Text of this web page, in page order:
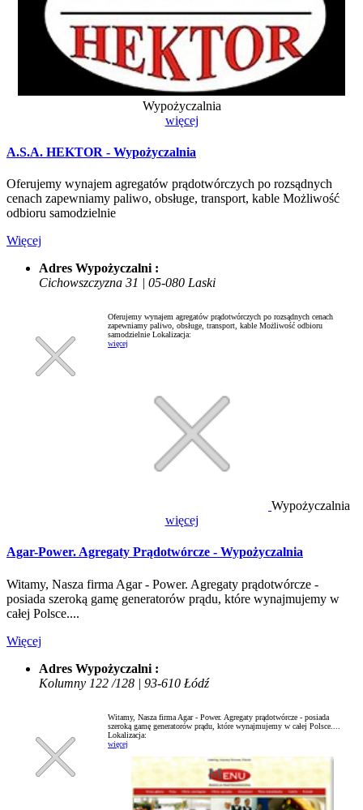
Wypożyczalnia
więcej
A.S.A. HEKTOR - Wypożyczalnia
Oferujemy wynajem agregatów prądotwórczych po rozsądnych
cenach zapewniamy paliwo, obsługe, transport, kable Możliwość
odbioru samodzielnie
Więcej
Adres Wypożyczalni :
Cichowszczyzna 31 | 05-080 Laski
Oferujemy wynajem agregatów prądotwórczych po rozsądnych cenach
zapewniamy paliwo, obsługe, transport, kable Możliwość odbioru
samodzielnie Lokalizacja:
więcej
Wypożyczalnia
więcej
Agar-Power. Agregaty Prądotwórcze - Wypożyczalnia
Witamy, Nasza firma Agar - Power. Agregaty prądotwórcze -
posiada szeroką gamę generatorów prądu, które wynajmujemy w
całej Polsce....
Więcej
Adres Wypożyczalni :
Kolumny 122 /128 | 93-610 Łódź
Witamy, Nasza firma Agar - Power. Agregaty prądotwórcze - posiada
szeroką gamę generatorów prądu, które wynajmujemy w całej Polsce....
Lokalizacja:
więcej